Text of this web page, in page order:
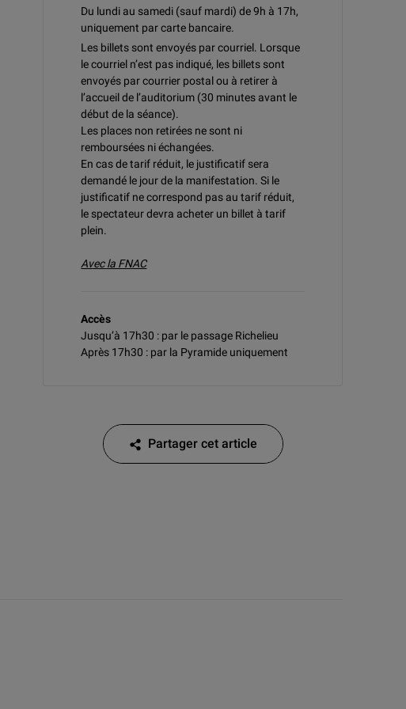
Du lundi au samedi (sauf mardi) de 9h à 17h,
uniquement par carte bancaire.
Les billets sont envoyés par courriel. Lorsque
le courriel n’est pas indiqué, les billets sont
envoyés par courrier postal ou à retirer à
l’accueil de l’auditorium (30 minutes avant le
début de la séance).
Les places non retirées ne sont ni
remboursées ni échangées.
En cas de tarif réduit, le justificatif sera
demandé le jour de la manifestation. Si le
justificatif ne correspond pas au tarif réduit,
le spectateur devra acheter un billet à tarif
plein.
Avec la FNAC
Accès
Jusqu’à 17h30 : par le passage Richelieu
Après 17h30 : par la Pyramide uniquement
Partager cet article
Partager cet article sur Facebook
Partager cet article sur Twitter
Partager cet article sur Linkedin